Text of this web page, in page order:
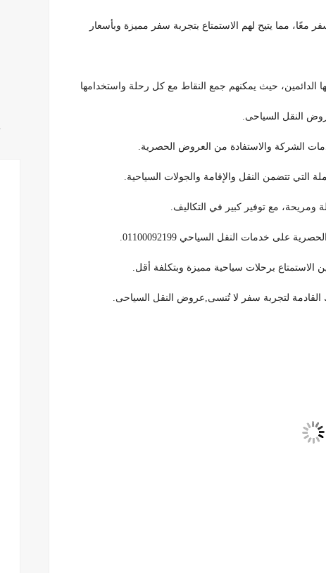
معًا، مما يتيح لهم الاستمتاع بتجربة سفر مميزة وبأسعار
الدائمين، حيث يمكنهم جمع النقاط مع كل رحلة واستخدامها
النقل السياحى.
الشركة والاستفادة من العروض الحصرية.
تتضمن النقل والإقامة والجولات السياحية.
مع توفير كبير في التكاليف.
على خدمات النقل السياحي 01100092199.
الاستمتاع برحلات سياحية مميزة وبتكلفة أقل.
لتجربة سفر لا تُنسى,عروض النقل السياحى.